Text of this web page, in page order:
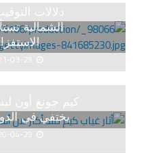
دلالات
الشمالية
03-29
كيم جونغ أون
يختفي في
04-29